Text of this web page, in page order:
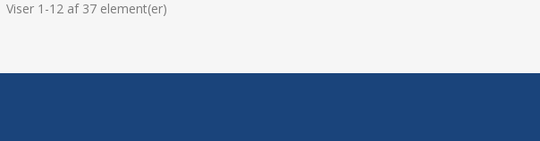
Viser 1-12 af 37 element(er)